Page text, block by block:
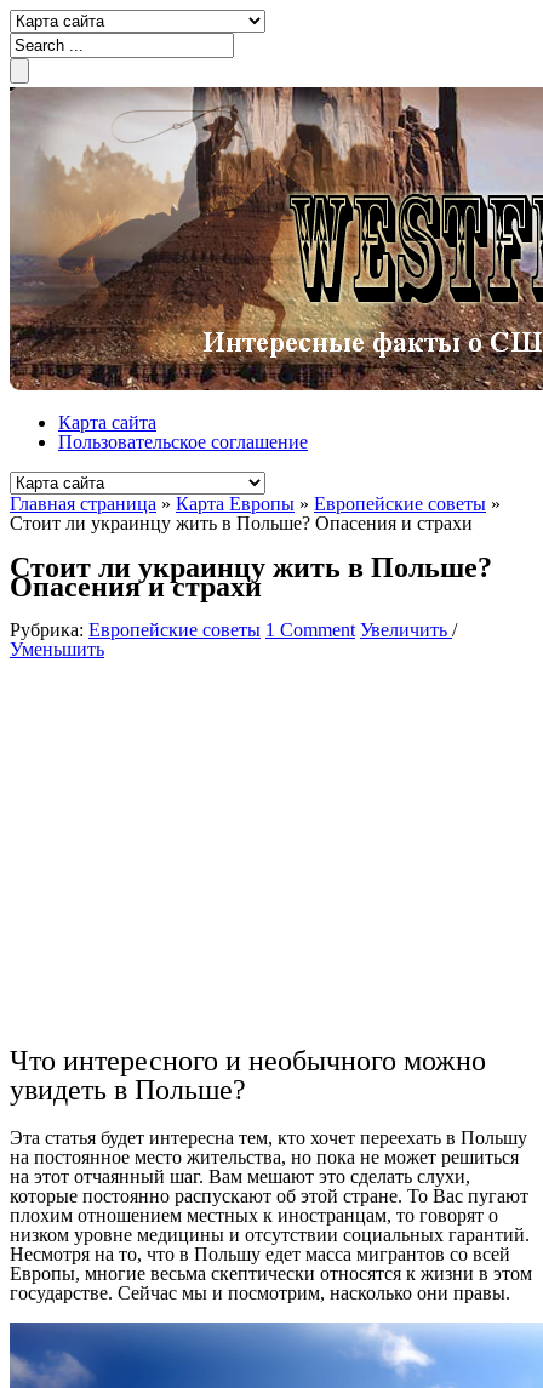
Карта сайта
Пользовательское соглашение
Главная страница » Карта Европы » Европейские советы »
Стоит ли украинцу жить в Польше? Опасения и страхи
Стоит ли украинцу жить в Польше?
Опасения и страхи
Рубрика: Европейские советы 1 Comment Увеличить /
Уменьшить
Что интересного и необычного можно
увидеть в Польше?
Эта статья будет интересна тем, кто хочет переехать в Польшу
на постоянное место жительства, но пока не может решиться
на этот отчаянный шаг. Вам мешают это сделать слухи,
которые постоянно распускают об этой стране. То Вас пугают
плохим отношением местных к иностранцам, то говорят о
низком уровне медицины и отсутствии социальных гарантий.
Несмотря на то, что в Польшу едет масса мигрантов со всей
Европы, многие весьма скептически относятся к жизни в этом
государстве. Сейчас мы и посмотрим, насколько они правы.